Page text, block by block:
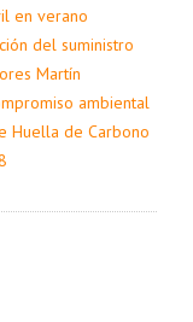
en verano
del suministro
Martín
ambiental
Huella de Carbono